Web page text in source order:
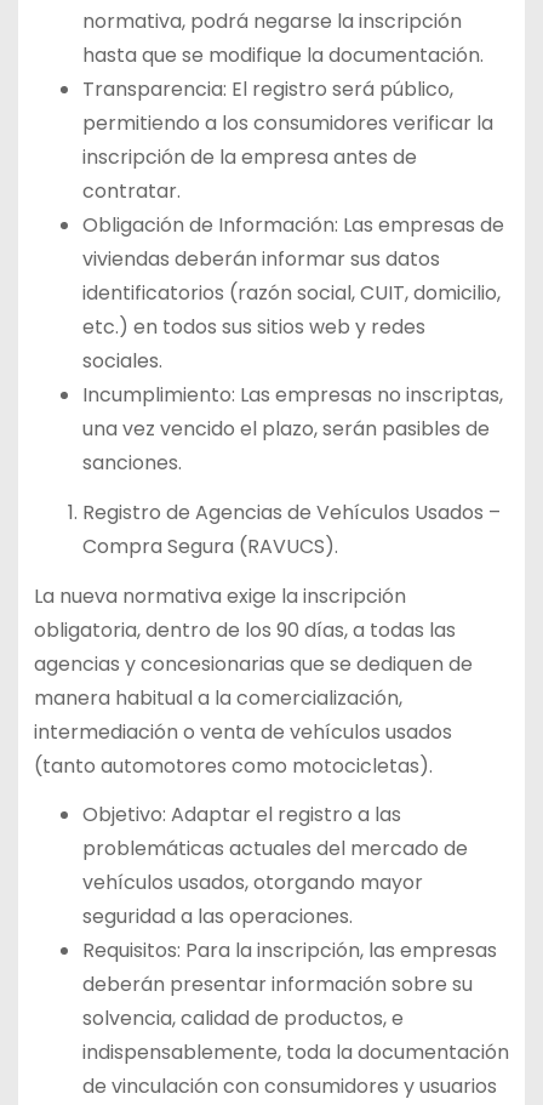
normativa, podrá negarse la inscripción
hasta que se modifique la documentación.
Transparencia: El registro será público,
permitiendo a los consumidores verificar la
inscripción de la empresa antes de
contratar.
Obligación de Información: Las empresas de
viviendas deberán informar sus datos
identificatorios (razón social, CUIT, domicilio,
etc.) en todos sus sitios web y redes
sociales.
Incumplimiento: Las empresas no inscriptas,
una vez vencido el plazo, serán pasibles de
sanciones.
Registro de Agencias de Vehículos Usados –
Compra Segura (RAVUCS).
La nueva normativa exige la inscripción
obligatoria, dentro de los 90 días, a todas las
agencias y concesionarias que se dediquen de
manera habitual a la comercialización,
intermediación o venta de vehículos usados
(tanto automotores como motocicletas).
Objetivo: Adaptar el registro a las
problemáticas actuales del mercado de
vehículos usados, otorgando mayor
seguridad a las operaciones.
Requisitos: Para la inscripción, las empresas
deberán presentar información sobre su
solvencia, calidad de productos, e
indispensablemente, toda la documentación
de vinculación con consumidores y usuarios